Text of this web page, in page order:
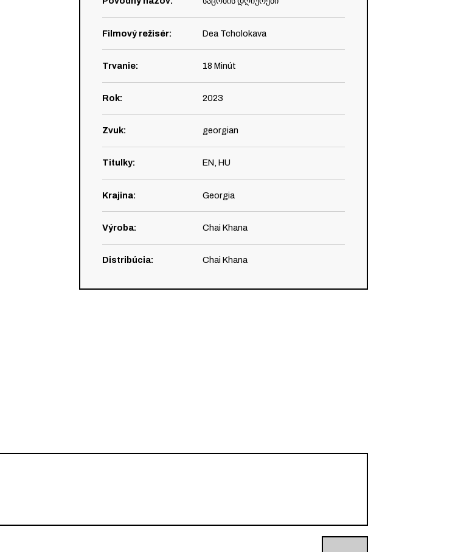
Filmový režisér: Dea Tcholokava
Trvanie: 18 Minút
Rok: 2023
Zvuk: georgian
Titulky: EN, HU
Krajina: Georgia
Výroba: Chai Khana
Distribúcia: Chai Khana